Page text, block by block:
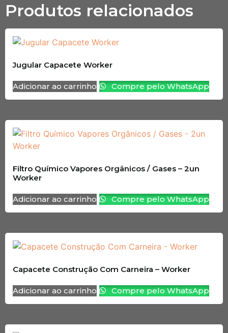
Produtos relacionados
Jugular Capacete Worker
Adicionar ao carrinho Compre pelo WhatsApp
Filtro Químico Vapores Orgânicos / Gases – 2un
Worker
Adicionar ao carrinho Compre pelo WhatsApp
Capacete Construção Com Carneira – Worker
Adicionar ao carrinho Compre pelo WhatsApp